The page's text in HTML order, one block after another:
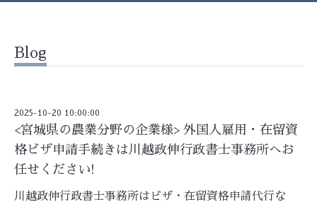
Blog
2025-10-20 10:00:00
<宮城県の農業分野の企業様> 外国人雇用・在留資
格ビザ申請手続きは川越政伸行政書士事務所へお
任せください!
川越政伸行政書士事務所はビザ・在留資格申請代行な